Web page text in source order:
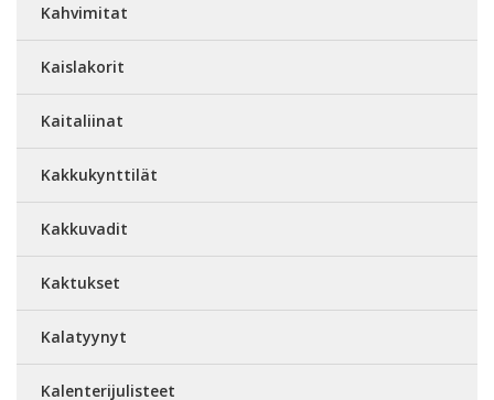
Kahvimitat
Kaislakorit
Kaitaliinat
Kakkukynttilät
Kakkuvadit
Kaktukset
Kalatyynyt
Kalenterijulisteet